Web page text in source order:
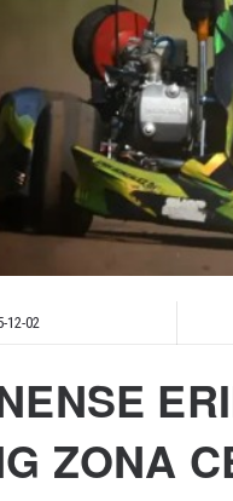
12-02
ZONA